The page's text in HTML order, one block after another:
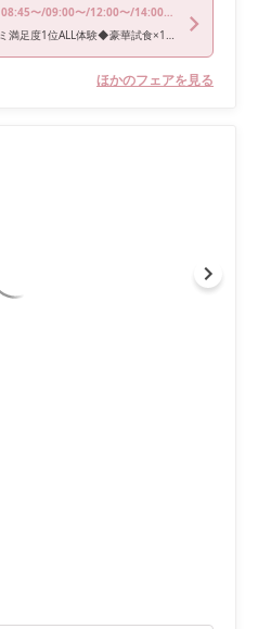
08:45〜/09:00〜/12:00〜/14:00〜/15:00〜
【PremiumFair】口コミ満足度1位ALL体験◆豪華試食×150万優待
ほかのフェアを見る